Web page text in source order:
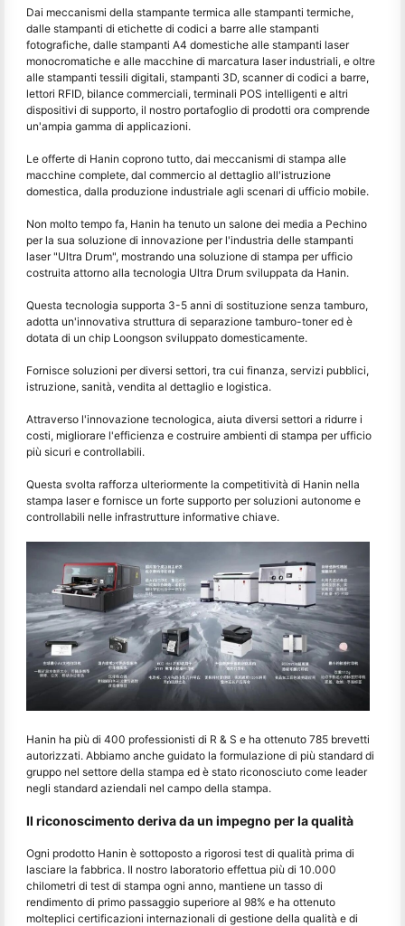
Dai meccanismi della stampante termica alle stampanti termiche,
dalle stampanti di etichette di codici a barre alle stampanti
fotografiche, dalle stampanti A4 domestiche alle stampanti laser
monocromatiche e alle macchine di marcatura laser industriali, e oltre
alle stampanti tessili digitali, stampanti 3D, scanner di codici a barre,
lettori RFID, bilance commerciali, terminali POS intelligenti e altri
dispositivi di supporto, il nostro portafoglio di prodotti ora comprende
un'ampia gamma di applicazioni.
Le offerte di Hanin coprono tutto, dai meccanismi di stampa alle
macchine complete, dal commercio al dettaglio all'istruzione
domestica, dalla produzione industriale agli scenari di ufficio mobile.
Non molto tempo fa, Hanin ha tenuto un salone dei media a Pechino
per la sua soluzione di innovazione per l'industria delle stampanti
laser "Ultra Drum", mostrando una soluzione di stampa per ufficio
costruita attorno alla tecnologia Ultra Drum sviluppata da Hanin.
Questa tecnologia supporta 3-5 anni di sostituzione senza tamburo,
adotta un'innovativa struttura di separazione tamburo-toner ed è
dotata di un chip Loongson sviluppato domesticamente.
Fornisce soluzioni per diversi settori, tra cui finanza, servizi pubblici,
istruzione, sanità, vendita al dettaglio e logistica.
Attraverso l'innovazione tecnologica, aiuta diversi settori a ridurre i
costi, migliorare l'efficienza e costruire ambienti di stampa per ufficio
più sicuri e controllabili.
Questa svolta rafforza ulteriormente la competitività di Hanin nella
stampa laser e fornisce un forte supporto per soluzioni autonome e
controllabili nelle infrastrutture informative chiave.
Hanin ha più di 400 professionisti di R & S e ha ottenuto 785 brevetti
autorizzati. Abbiamo anche guidato la formulazione di più standard di
gruppo nel settore della stampa ed è stato riconosciuto come leader
negli standard aziendali nel campo della stampa.
Il riconoscimento deriva da un impegno per la qualità
Ogni prodotto Hanin è sottoposto a rigorosi test di qualità prima di
lasciare la fabbrica. Il nostro laboratorio effettua più di 10.000
chilometri di test di stampa ogni anno, mantiene un tasso di
rendimento di primo passaggio superiore al 98% e ha ottenuto
molteplici certificazioni internazionali di gestione della qualità e di